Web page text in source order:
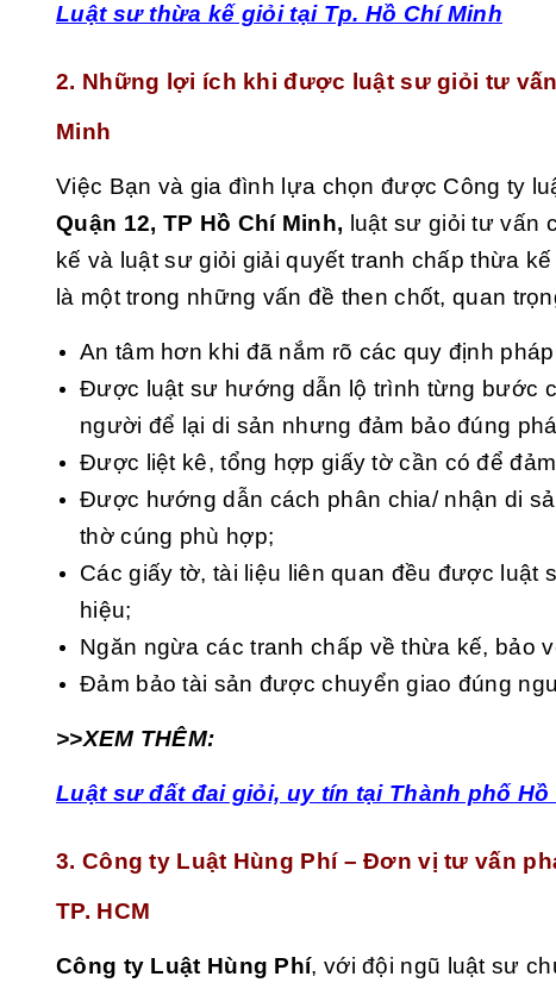
Luật sư thừa kế giỏi tại Tp. Hồ Chí Minh
2. Những lợi ích khi được luật sư giỏi tư
Minh
Việc Bạn và gia đình lựa chọn được Công ty
Quận 12, TP Hồ Chí Minh, luật sư giỏi tư vấn
kế và luật sư giỏi giải quyết tranh chấp thừa
là một trong những vấn đề then chốt, quan
An tâm hơn khi đã nắm rõ các quy định
Được luật sư hướng dẫn lộ trình từng bước
người để lại di sản nhưng đảm bảo đúng
Được liệt kê, tổng hợp giấy tờ cần có để
Được hướng dẫn cách phân chia/ nhận di
thờ cúng phù hợp;
Các giấy tờ, tài liệu liên quan đều được luật
hiệu;
Ngăn ngừa các tranh chấp về thừa kế, bảo
Đảm bảo tài sản được chuyển giao đúng
>>XEM THÊM:
Luật sư đất đai giỏi, uy tín tại Thành phố Hồ
3. Công ty Luật Hùng Phí – Đơn vị tư vấn
TP. HCM
Công ty Luật Hùng Phí, với đội ngũ luật sư